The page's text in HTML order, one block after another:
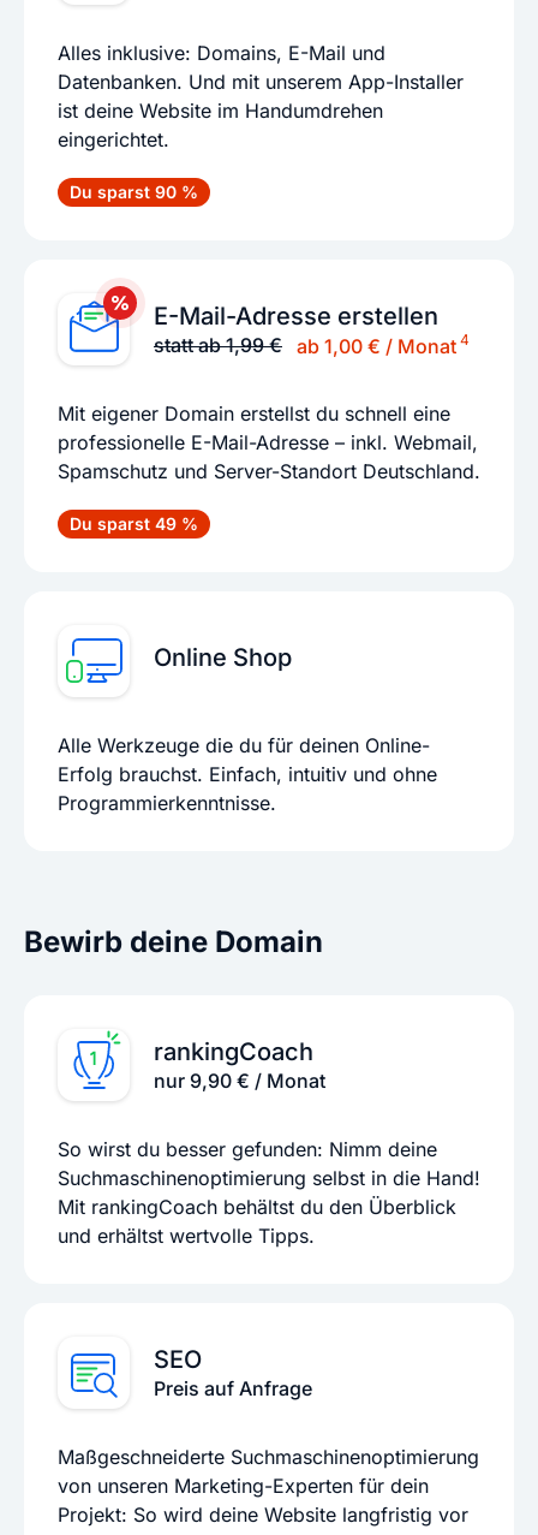
Alles inklusive: Domains, E-Mail und
Datenbanken. Und mit unserem App-Installer
ist deine Website im Handumdrehen
eingerichtet.
Du sparst 90 %
E-Mail-Adresse erstellen
statt ab 1,99 € ab 1,00 € / Monat4
Mit eigener Domain erstellst du schnell eine
professionelle E-Mail-Adresse – inkl. Webmail,
Spamschutz und Server-Standort Deutschland.
Du sparst 49 %
Online Shop
Alle Werkzeuge die du für deinen Online-
Erfolg brauchst. Einfach, intuitiv und ohne
Programmierkenntnisse.
Bewirb deine Domain
rankingCoach
nur 9,90 € / Monat
So wirst du besser gefunden: Nimm deine
Suchmaschinenoptimierung selbst in die Hand!
Mit rankingCoach behältst du den Überblick
und erhältst wertvolle Tipps.
SEO
Preis auf Anfrage
Maßgeschneiderte Suchmaschinenoptimierung
von unseren Marketing-Experten für dein
Projekt: So wird deine Website langfristig vor